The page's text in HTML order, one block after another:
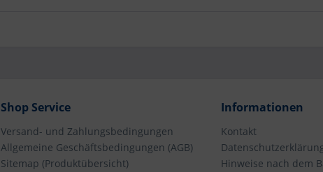
Shop Service
Versand- und Zahlungsbedingungen
Allgemeine Geschäftsbedingungen (AGB)
Sitemap (Produktübersicht)
Informationen
Kontakt
Hinweise nach dem